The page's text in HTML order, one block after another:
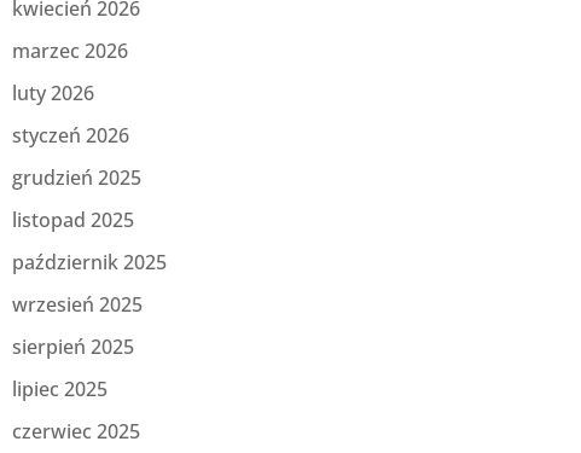
kwiecień 2026
marzec 2026
luty 2026
styczeń 2026
grudzień 2025
listopad 2025
październik 2025
wrzesień 2025
sierpień 2025
lipiec 2025
czerwiec 2025